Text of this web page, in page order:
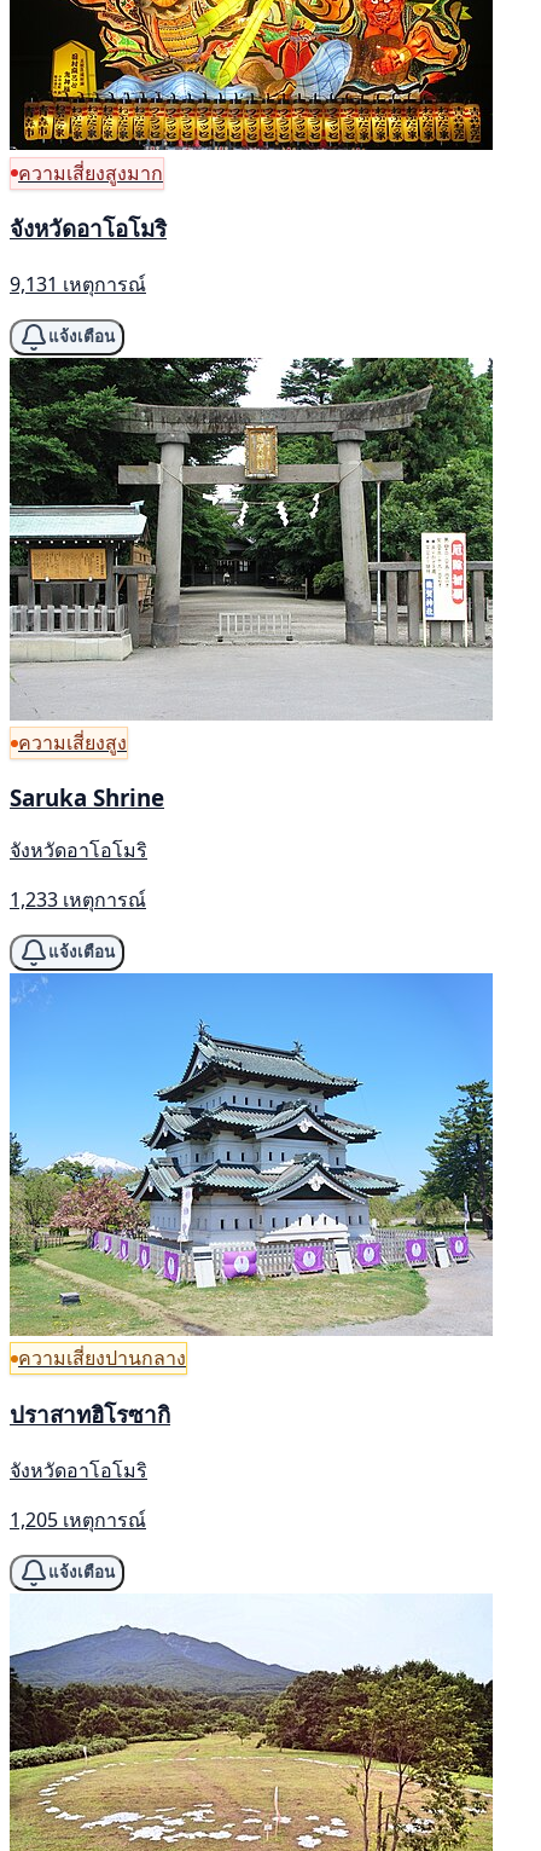
ความเสี่ยงสูงมาก
จังหวัดอาโอโมริ
9,131 เหตุการณ์
แจ้งเตือน
ความเสี่ยงสูง
Saruka Shrine
จังหวัดอาโอโมริ
1,233 เหตุการณ์
แจ้งเตือน
ความเสี่ยงปานกลาง
ปราสาทฮิโรซากิ
จังหวัดอาโอโมริ
1,205 เหตุการณ์
แจ้งเตือน